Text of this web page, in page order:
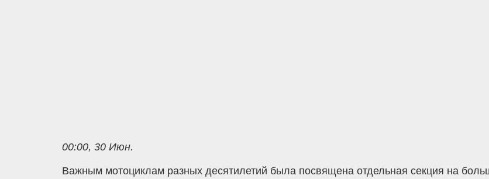
00:00, 30 Июн.
Важным мотоциклам разных десятилетий была посвящена отдельная секция на